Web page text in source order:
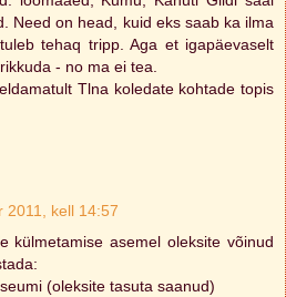
Need on head, kuid eks saab ka ilma
tehaq tripp. Aga et igapäevaselt
- no ma ei tea.
Tlna koledate kohtade topis
2011, kell 14:57
külmetamise asemel oleksite võinud
(oleksite tasuta saanud)